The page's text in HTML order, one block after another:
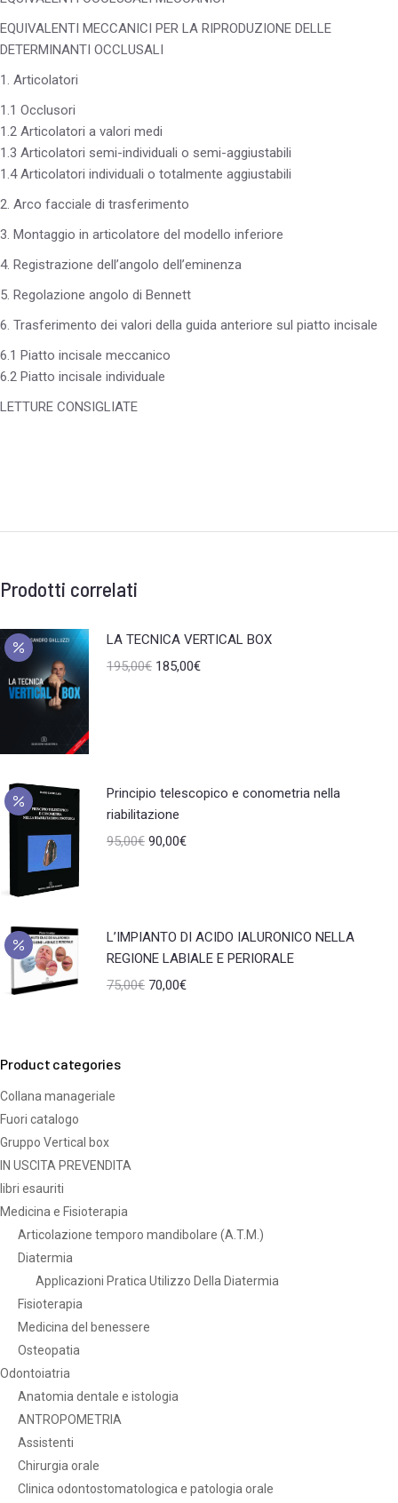
EQUIVALENTI MECCANICI PER LA RIPRODUZIONE DELLE
DETERMINANTI OCCLUSALI
1. Articolatori
1.1 Occlusori
1.2 Articolatori a valori medi
1.3 Articolatori semi-individuali o semi-aggiustabili
1.4 Articolatori individuali o totalmente aggiustabili
2. Arco facciale di trasferimento
3. Montaggio in articolatore del modello inferiore
4. Registrazione dell’angolo dell’eminenza
5. Regolazione angolo di Bennett
6. Trasferimento dei valori della guida anteriore sul piatto incisale
6.1 Piatto incisale meccanico
6.2 Piatto incisale individuale
LETTURE CONSIGLIATE
Prodotti correlati
LA TECNICA VERTICAL BOX
195,00€ 185,00€
Principio telescopico e conometria nella
riabilitazione
95,00€ 90,00€
L’IMPIANTO DI ACIDO IALURONICO NELLA
REGIONE LABIALE E PERIORALE
75,00€ 70,00€
Product categories
Collana manageriale
Fuori catalogo
Gruppo Vertical box
IN USCITA PREVENDITA
libri esauriti
Medicina e Fisioterapia
Articolazione temporo mandibolare (A.T.M.)
Diatermia
Applicazioni Pratica Utilizzo Della Diatermia
Fisioterapia
Medicina del benessere
Osteopatia
Odontoiatria
Anatomia dentale e istologia
ANTROPOMETRIA
Assistenti
Chirurgia orale
Clinica odontostomatologica e patologia orale